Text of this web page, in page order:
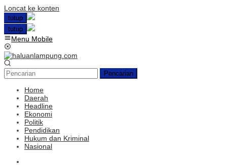
Loncat ke konten
tutup
tutup
Menu Mobile
Pencarian
Home
Daerah
Headline
Ekonomi
Politik
Pendidikan
Hukum dan Kriminal
Nasional